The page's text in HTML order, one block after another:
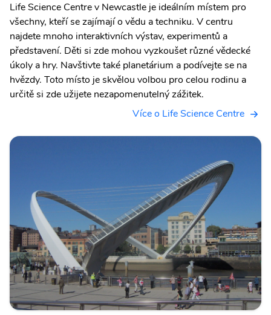
Life Science Centre v Newcastle je ideálním místem pro
všechny, kteří se zajímají o vědu a techniku. V centru
najdete mnoho interaktivních výstav, experimentů a
představení. Děti si zde mohou vyzkoušet různé vědecké
úkoly a hry. Navštivte také planetárium a podívejte se na
hvězdy. Toto místo je skvělou volbou pro celou rodinu a
určitě si zde užijete nezapomenutelný zážitek.
Více o Life Science Centre